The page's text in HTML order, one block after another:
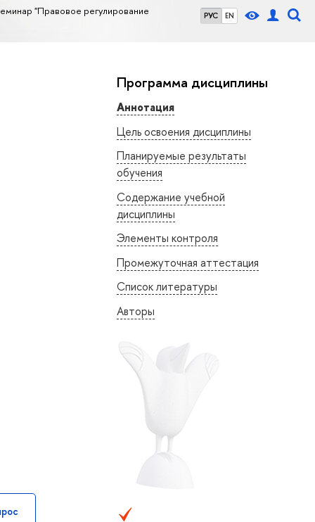
РУС EN
"Правовое регулирование
Программа дисциплины
Аннотация
Цель освоения дисциплины
Планируемые результаты
обучения
Содержание учебной
дисциплины
Элементы контроля
Промежуточная аттестация
Список литературы
Авторы